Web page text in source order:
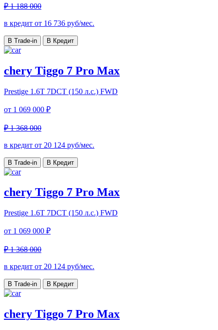
₽ 1 188 000
в кредит от 16 736 руб/мес.
В Trade-in В Кредит
chery Tiggo 7 Pro Max
Prestige 1.6T 7DCT (150 л.с.) FWD
от 1 069 000 ₽
₽ 1 368 000
в кредит от 20 124 руб/мес.
В Trade-in В Кредит
chery Tiggo 7 Pro Max
Prestige 1.6T 7DCT (150 л.с.) FWD
от 1 069 000 ₽
₽ 1 368 000
в кредит от 20 124 руб/мес.
В Trade-in В Кредит
chery Tiggo 7 Pro Max